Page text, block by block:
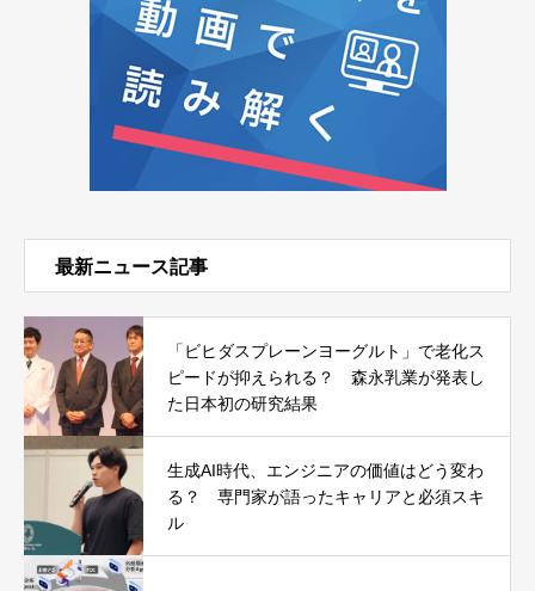
最新ニュース記事
「ビヒダスプレーンヨーグルト」で老化ス
ピードが抑えられる？ 森永乳業が発表し
た日本初の研究結果
生成AI時代、エンジニアの価値はどう変わ
る？ 専門家が語ったキャリアと必須スキ
ル